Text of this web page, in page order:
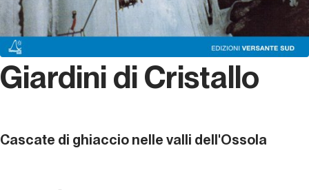
Giardini di Cristallo
Cascate di ghiaccio nelle valli dell'Ossola